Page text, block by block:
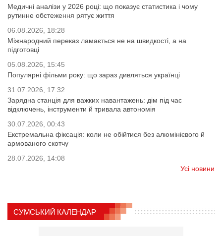
Медичні аналізи у 2026 році: що показує статистика і чому
рутинне обстеження рятує життя
06.08.2026, 18:28
Міжнародний переказ ламається не на швидкості, а на
підготовці
05.08.2026, 15:45
Популярні фільми року: що зараз дивляться українці
31.07.2026, 17:32
Зарядна станція для важких навантажень: дім під час
відключень, інструменти й тривала автономія
30.07.2026, 00:43
Екстремальна фіксація: коли не обійтися без алюмінієвого й
армованого скотчу
28.07.2026, 14:08
Усі новини
СУМСЬКИЙ КАЛЕНДАР